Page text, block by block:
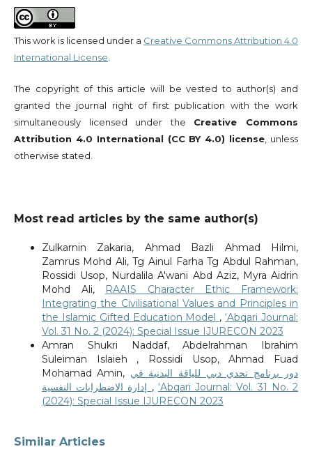
This work is licensed under a Creative Commons Attribution 4.0
International License.
The copyright of this article will be vested to author(s) and
granted the journal right of first publication with the work
simultaneously licensed under the Creative Commons
Attribution 4.0 International (CC BY 4.0) license , unless
otherwise stated.
Most read articles by the same author(s)
Zulkarnin Zakaria, Ahmad Bazli Ahmad Hilmi,
Zamrus Mohd Ali, Tg Ainul Farha Tg Abdul Rahman,
Rossidi Usop, Nurdalila A'wani Abd Aziz, Myra Aidrin
Mohd Ali, RAAIS Character Ethic Framework:
Integrating the Civilisational Values and Principles in
the Islamic Gifted Education Model ,‘Abqari Journal:
Vol. 31 No. 2 (2024): Special Issue IJURECON 2023
Amran Shukri Naddaf, Abdelrahman Ibrahim
Suleiman Islaieh , Rossidi Usop, Ahmad Fuad
Mohamad Amin, دور برنامج تحدي دبي للياقة البدنية في
, ‘Abqari Journal: Vol. 31 No. 2
(2024): Special Issue IJURECON 2023
Similar Articles